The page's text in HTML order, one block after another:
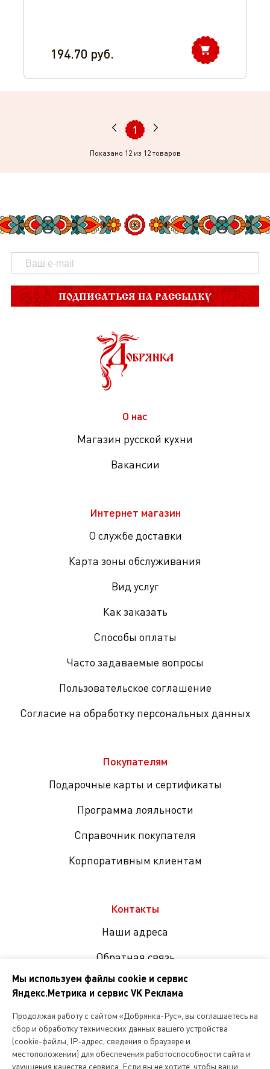
194.70 руб.
1
Показано 12из 12 товаров
ПОДПИСАТЬСЯ НА РАССЫЛКУ
О нас
Магазин русской кухни
Вакансии
Интернет магазин
О службе доставки
Карта зоны обслуживания
Вид услуг
Как заказать
Способы оплаты
Часто задаваемые вопросы
Пользовательское соглашение
Согласие на обработку персональных данных
Покупателям
Подарочные карты и сертификаты
Программа лояльности
Справочник покупателя
Корпоративным клиентам
Контакты
Наши адреса
Обратная связь
соцсетях
Копирование и любое другое использование информации,
Мы используем файлы cookie и сервис
Яндекс.Метрика и сервис VK Реклама
Продолжая работу с сайтом «Добрянка-Рус», вы соглашаетесь на
сбор и обработку технических данных вашего устройства
(cookie-файлы, IP-адрес, сведения о браузере и
местоположении) для обеспечения работоспособности сайта и
улучшения качества сервиса. Если вы не хотите, чтобы ваши